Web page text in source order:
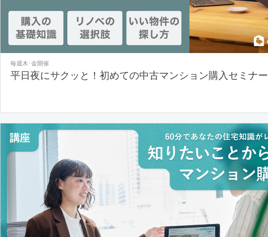
毎週木･金開催
平日夜にサクッと！初めての中古マンション購入セミナー